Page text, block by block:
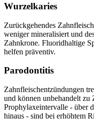
Wurzelkaries
Zurückgehendes
weniger mineralisiert und
Zahnkrone. Fluoridhaltige
helfen präventiv.
Parodontitis
Zahnfleischentzündungen
und können unbehandelt
Prophylaxeintervalle - über
hinaus - sind bei erhöhtem